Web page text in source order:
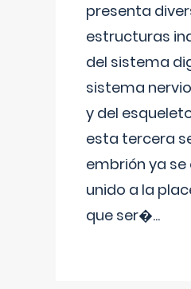
presenta
estructuras
del sistema
sistema
y del
esta tercera
embrión ya
unido a la
que ser�...